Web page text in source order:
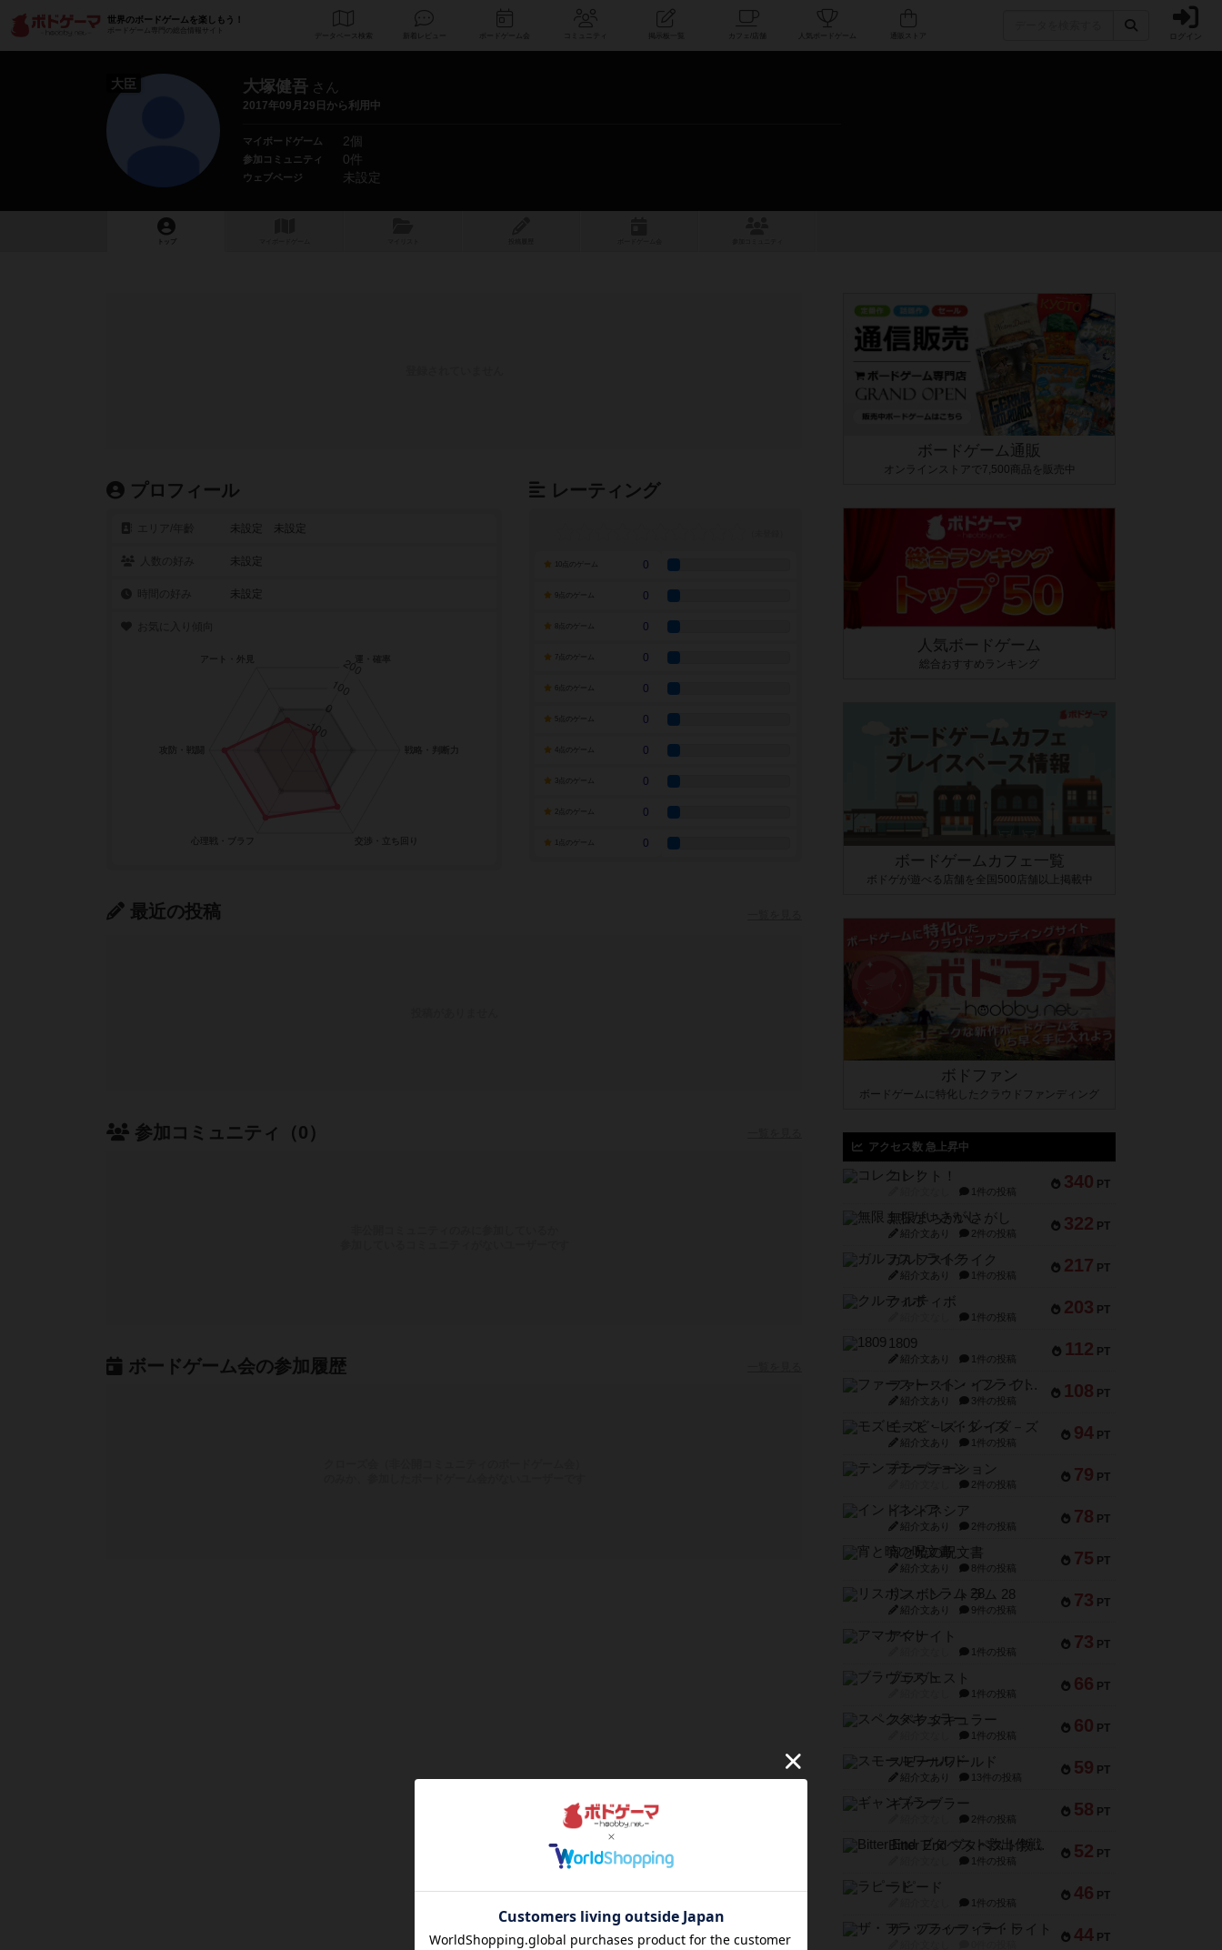
世界のボードゲームを楽しもう！
ボードゲーム専門の総合情報サイト
データベース コミュニティ 人気ボードゲーム ログイン
大臣 大塚健吾 さん
2017年09月29日から利用中
マイボードゲーム 2個
参加コミュニティ 0件
ウェブページ 未設定
トップ
プロフィール
未設定 未設定
未設定
未設定
レーティング
10点のゲーム 0
9点のゲーム 0
8点のゲーム 0
7点のゲーム 0
6点のゲーム 0
5点のゲーム 0
4点のゲーム 0
3点のゲーム 0
2点のゲーム 0
1点のゲーム 0
最近の投稿
参加コミュニティ（0）
ボードゲーム会の参加履歴
ボードゲーム通販
オンラインストアで7,500商品を販売中
人気ボードゲーム
総合おすすめランキング
ボードゲームカフェ一覧
ボドゲが遊べる店舗を全国500店舗以上掲載中
ボドファン
ボードゲームに特化したクラウドファンディング
アクセス数 急上昇中
340 PT
コレクト！
1件の投稿
322 PT
無限まちがいさがし
紹介文あり 2件の投稿
217 PT
ガルフストライク
紹介文あり 1件の投稿
203 PT
クルティボ
1件の投稿
112 PT
1809
紹介文あり 1件の投稿
108 PT
ファースト・イン・フライト
紹介文あり 3件の投稿
94 PT
モズビ－ズ・レイダ－ズ
紹介文あり 1件の投稿
79 PT
テンプテーション
2件の投稿
78 PT
インドネシア
紹介文あり 2件の投稿
75 PT
宵と暁の呪文書
紹介文あり 8件の投稿
73 PT
リスボン・トラム 28
紹介文あり 9件の投稿
73 PT
アマナイト
1件の投稿
66 PT
ブラヴェスト
1件の投稿
60 PT
スペクタキュラー
1件の投稿
59 PT
スモールワールド
紹介文あり 13件の投稿
58 PT
ギャンブラー
2件の投稿
52 PT
Bitter End ブタペスト救出作戦
1件の投稿
46 PT
ラピード
1件の投稿
44 PT
ザ・フラッフィー・ライト